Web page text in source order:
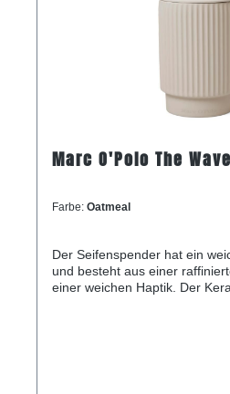
Marc O'Polo The
Farbe: Oatmeal
Der Seifenspender hat ein
und besteht aus einer
einer weichen Haptik. Der